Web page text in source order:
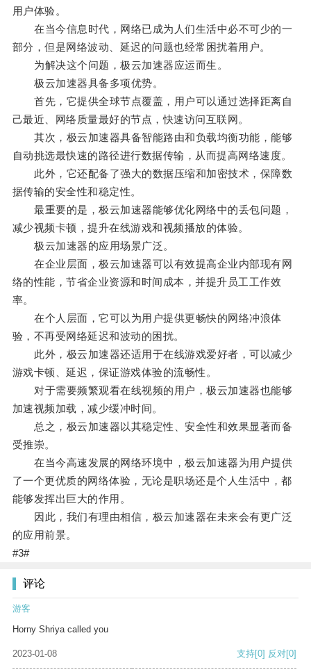
用户体验。
在当今信息时代，网络已成为人们生活中必不可少的一
部分，但是网络波动、延迟的问题也经常困扰着用户。
为解决这个问题，极云加速器应运而生。
极云加速器具备多项优势。
首先，它提供全球节点覆盖，用户可以通过选择距离自
己最近、网络质量最好的节点，快速访问互联网。
其次，极云加速器具备智能路由和负载均衡功能，能够
自动挑选最快速的路径进行数据传输，从而提高网络速度。
此外，它还配备了强大的数据压缩和加密技术，保障数
据传输的安全性和稳定性。
最重要的是，极云加速器能够优化网络中的丢包问题，
减少视频卡顿，提升在线游戏和视频播放的体验。
极云加速器的应用场景广泛。
在企业层面，极云加速器可以有效提高企业内部现有网
络的性能，节省企业资源和时间成本，并提升员工工作效
率。
在个人层面，它可以为用户提供更畅快的网络冲浪体
验，不再受网络延迟和波动的困扰。
此外，极云加速器还适用于在线游戏爱好者，可以减少
游戏卡顿、延迟，保证游戏体验的流畅性。
对于需要频繁观看在线视频的用户，极云加速器也能够
加速视频加载，减少缓冲时间。
总之，极云加速器以其稳定性、安全性和效果显著而备
受推崇。
在当今高速发展的网络环境中，极云加速器为用户提供
了一个更优质的网络体验，无论是职场还是个人生活中，都
能够发挥出巨大的作用。
因此，我们有理由相信，极云加速器在未来会有更广泛
的应用前景。
#3#
评论
游客
Horny Shriya called you
2023-01-08 支持[0] 反对[0]